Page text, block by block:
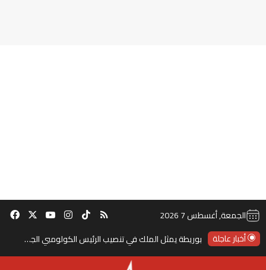
الجمعة, أغسطس 7 2026 ‫YouTubeانستقرام‫TikTok
ملخص الموقع RSS
أخبار عاجلة بوريطة يمثل الملك في تنصيب الرئيس الكولومبي الجديد